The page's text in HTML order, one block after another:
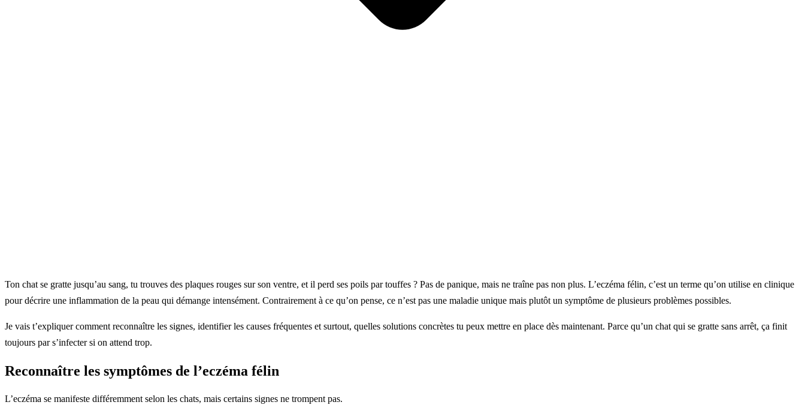
Ton chat se gratte jusqu’au sang, tu trouves des plaques rouges sur son ventre, et il perd ses poils par touffes ? Pas de panique, mais ne traîne pas non plus. L’eczéma félin, c’est un terme qu’on utilise en clinique
pour décrire une inflammation de la peau qui démange intensément. Contrairement à ce qu’on pense, ce n’est pas une maladie unique mais plutôt un symptôme de plusieurs problèmes possibles.
Je vais t’expliquer comment reconnaître les signes, identifier les causes fréquentes et surtout, quelles solutions concrètes tu peux mettre en place dès maintenant. Parce qu’un chat qui se gratte sans arrêt, ça finit
toujours par s’infecter si on attend trop.
Reconnaître les symptômes de l’eczéma félin
L’eczéma se manifeste différemment selon les chats, mais certains signes ne trompent pas.